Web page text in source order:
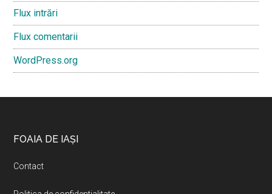
Flux intrări
Flux comentarii
WordPress.org
Footer
FOAIA DE IAȘI
Contact